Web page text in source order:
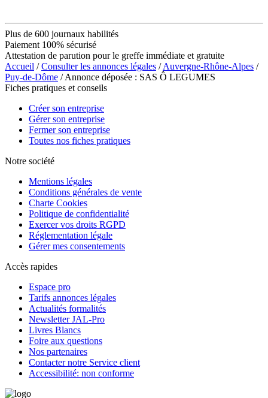
Plus de 600 journaux habilités
Paiement 100% sécurisé
Attestation de parution pour le greffe immédiate et gratuite
Accueil /Consulter les annonces légales /Auvergne-Rhône-Alpes /
Puy-de-Dôme / Annonce déposée : SAS Ô LEGUMES
Fiches pratiques et conseils
Créer son entreprise
Gérer son entreprise
Fermer son entreprise
Toutes nos fiches pratiques
Notre société
Mentions légales
Conditions générales de vente
Charte Cookies
Politique de confidentialité
Exercer vos droits RGPD
Réglementation légale
Gérer mes consentements
Accès rapides
Espace pro
Tarifs annonces légales
Actualités formalités
Newsletter JAL-Pro
Livres Blancs
Foire aux questions
Nos partenaires
Contacter notre Service client
Accessibilité: non conforme